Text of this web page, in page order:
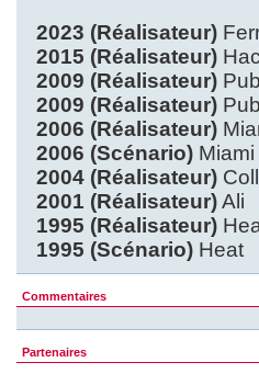
2023 (Réalisateur)
2015 (Réalisateur)
2009 (Réalisateur)
2009 (Réalisateur)
2006 (Réalisateur)
2006 (Scénario)
2004 (Réalisateur)
2001 (Réalisateur)Ali
1995 (Réalisateur)
1995 (Scénario) Heat
Commentaires
Partenaires